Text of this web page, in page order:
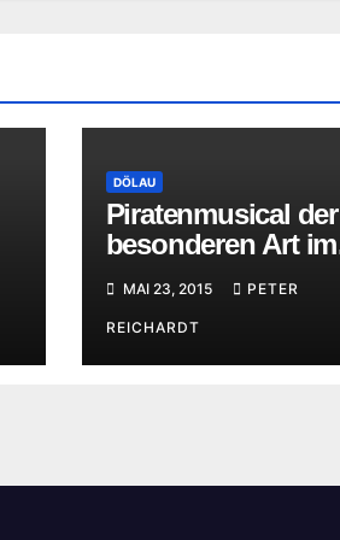
DÖLAU
Piratenmusical der
besonderen Art im
Dölauer
MAI 23, 2015 PETER
REICHARDT